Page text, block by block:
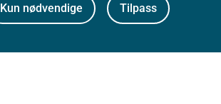
Kun nødvendige Tilpass